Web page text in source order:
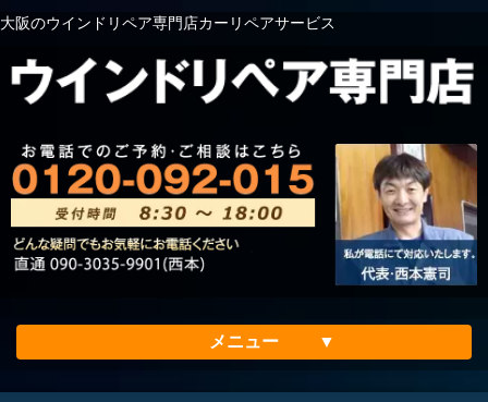
大阪のウインドリペア専門店カーリペアサービス
メニュー